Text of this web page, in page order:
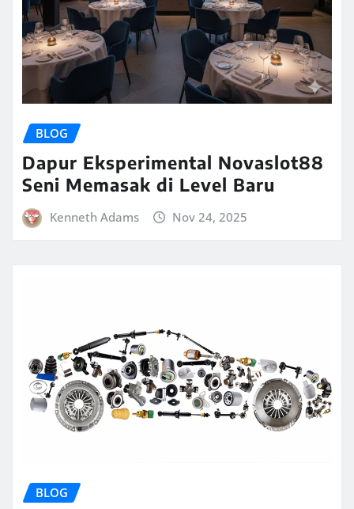
BLOG
Dapur Eksperimental Novaslot88
Seni Memasak di Level Baru
Kenneth Adams Nov 24, 2025
BLOG